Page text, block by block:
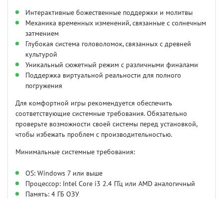
Интерактивные божественные поддержки и молитвы
Механика временных изменений, связанные с солнечным
затмением
Глубокая система головоломок, связанных с древней
культурой
Уникальный сюжетный режим с различными финалами
Поддержка виртуальной реальности для полного
погружения
Для комфортной игры рекомендуется обеспечить
соответствующие системные требования. Обязательно
проверьте возможности своей системы перед установкой,
чтобы избежать проблем с производительностью.
Минимальные системные требования:
OS: Windows 7 или выше
Процессор: Intel Core i3 2.4 ГГц или AMD аналогичный
Память: 4 ГБ ОЗУ